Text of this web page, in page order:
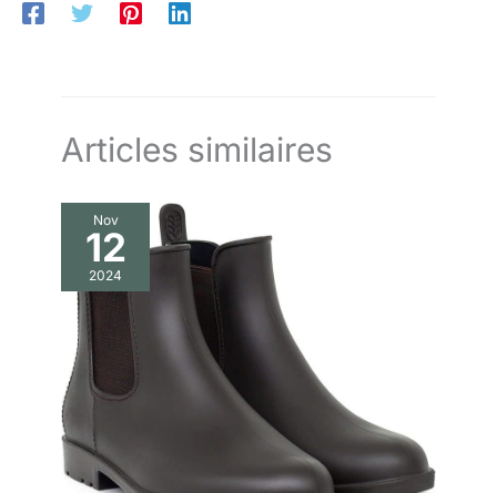
Articles similaires
Nov
12
2024